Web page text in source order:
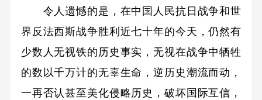
令人遗憾的是，在中国人民抗日战争和世
界反法西斯战争胜利近七十年的今天，仍然有
少数人无视铁的历史事实，无视在战争中牺牲
的数以千万计的无辜生命，逆历史潮流而动，
一再否认甚至美化侵略历史，破坏国际互信，